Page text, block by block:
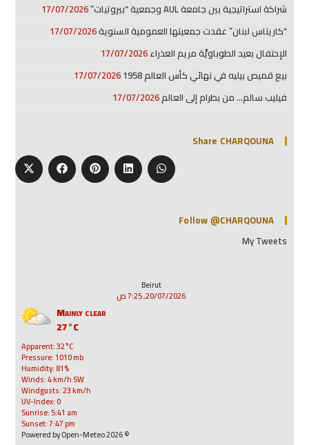
شراكة استراتيجية بين جامعة AUL وجمعية “بيروتيات”
17/07/2026
“كاريتاس لبنان” عقدت جمعيتها العمومية السنوية17/07/2026
الإحتفال بعيد الطوباويَّة مريم العذراء17/07/2026
بيع قميص بيليه في نهائي كأس العالم 1958
17/07/2026
فيليب سالم… من بطرام إلى العالم17/07/2026
Share CHARQOUNA
Follow @CHARQOUNA
My Tweets
Beirut
20/07/2026, 7:25 ص
Mainly clear
27°C
Apparent: 32°C
Pressure: 1010 mb
Humidity: 81%
Winds: 4 km/h SW
Windgusts: 23 km/h
UV-Index: 0
Sunrise: 5:41 am
Sunset: 7:47 pm
© 2026 Powered by Open-Meteo